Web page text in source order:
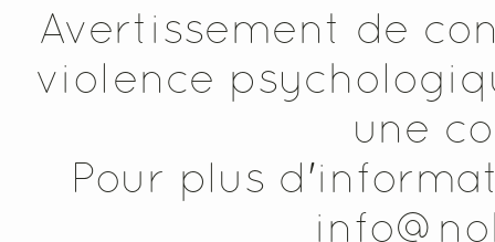
Avertissement de
violence
une
Pour plus